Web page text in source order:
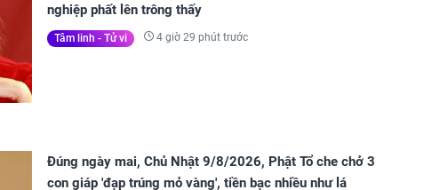
nghiệp phất lên trông thấy
Tâm linh - Tử vi 4 giờ 29 phút trước
Đúng ngày mai, Chủ Nhật 9/8/2026, Phật Tổ che chở 3
con giáp 'đạp trúng mỏ vàng', tiền bạc nhiều như lá